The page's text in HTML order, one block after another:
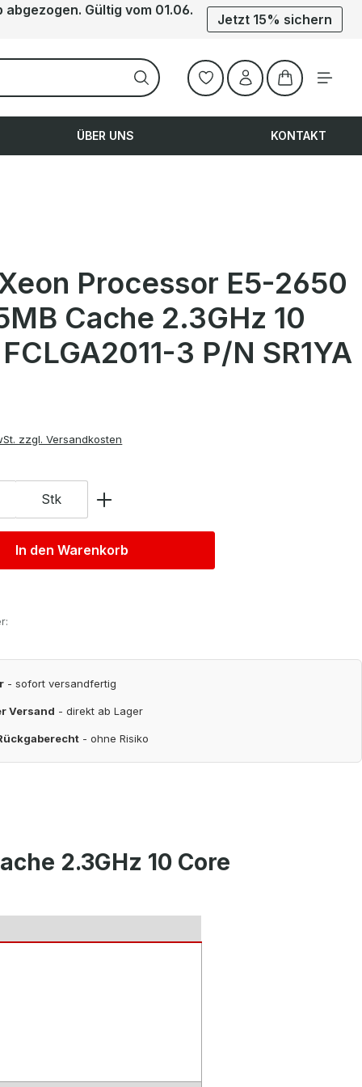
Gültig vom 01.06.
Jetzt 15% sichern
Warenkorb
ÜBER UNS KONTAKT
Processor E5-2650
Cache 2.3GHz 10
3 P/N SR1YA
zzgl. Versandkosten
Stk
In den Warenkorb
- sofort versandfertig
Versand - direkt ab Lager
- ohne Risiko
2.3GHz 10 Core